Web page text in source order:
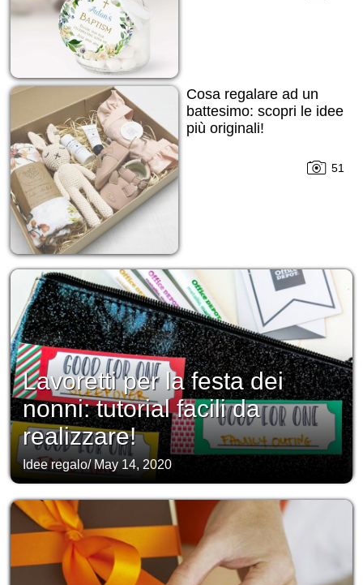
Cosa regalare ad un
battesimo: scopri le idee
più originali!
51
Lavoretti per la festa dei
nonni: tutorial facili da
realizzare!
Idee regalo/ May 14, 2020